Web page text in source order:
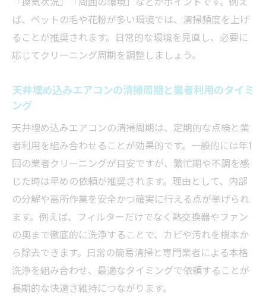
天井埋め込み型の電気代節約に役立つ掃除
の工夫
エアコンクリーニングによる効率運転とコ
天井エアコンの寿命を延ばす定期的なメン
エアコンクリーニングで節約と快適さを両
立する方法
天井式エアコンのトラブル予防と掃除の重
要性
複雑な天井埋め込みエアコンも安心の対策法
複雑な天井埋め込み型のエアコンクリーニ
ング対応法
エアコンクリーニング業者選びで安心でき
るポイント
ば、ペットの毛や花粉が多い環境では、清掃頻度を上げ
ることが推奨されます。日常的な環境を見直し、必要に
応じてクリーニング周期を調整しましょう。
天井埋め込みエアコンの清掃周期と業者利用のタイミ
ング
天井埋め込みエアコンの清掃周期は、定期的な点検と業
者利用を組み合わせることが効果的です。一般的には年1
回の業者クリーニングが目安ですが、繁忙期や不調を感
じた時は早めの依頼が推奨されます。理由として、内部
の分解や高所作業を安全かつ確実に行える点が挙げられ
ます。例えば、フィルターだけでなく熱交換器やファン
の奥まで徹底的に洗浄することで、カビや汚れを根本か
ら除去できます。日常の簡易清掃と専門業者による本格
洗浄を組み合わせ、最適なタイミングで依頼することが
長期的な快適さ維持につながります。